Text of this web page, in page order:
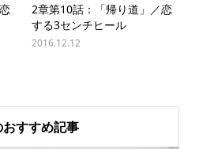
2章第10話：「帰り道」／恋
する3センチヒール
2016.12.12
すすめ記事